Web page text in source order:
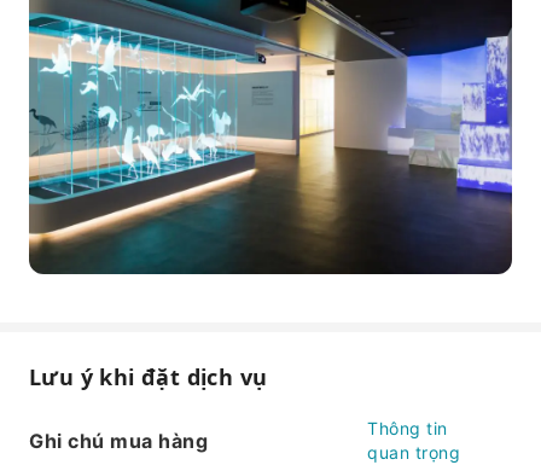
Lưu ý khi đặt dịch vụ
Ghi chú mua hàng
Thông tin
quan trọng